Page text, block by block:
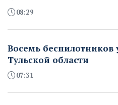
08:29
Восемь
Тульской области
07:31